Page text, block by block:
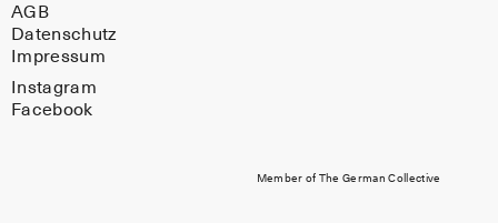
AGB
Datenschutz
Impressum
Member of The German Collective
Instagram
Facebook